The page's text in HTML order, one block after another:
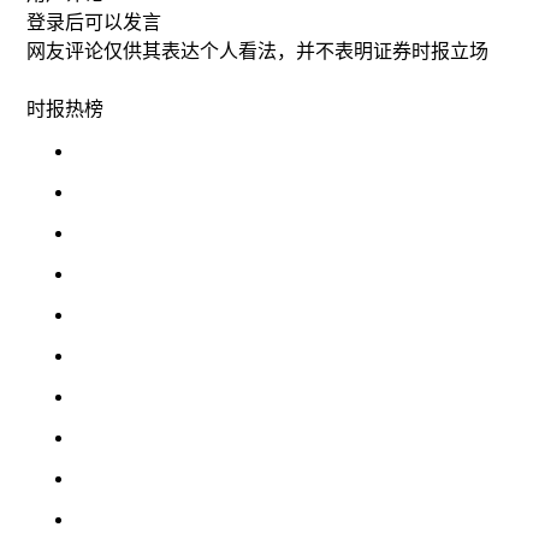
登录后可以发言
网友评论仅供其表达个人看法，并不表明证券时报立场
时报热榜